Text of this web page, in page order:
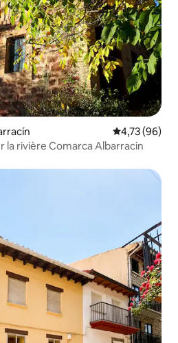
Évaluation
4,73 (96)
la rivière Comarca Albarracin